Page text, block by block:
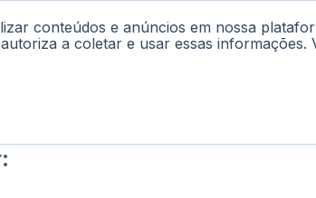
conteúdos e anúncios em nossa
a coletar e usar essas informações.
Labs Falar com Consultor